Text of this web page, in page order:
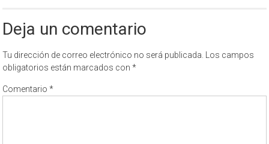
Deja un comentario
Tu dirección de correo electrónico no será publicada.
Los campos
obligatorios están marcados con*
Comentario*